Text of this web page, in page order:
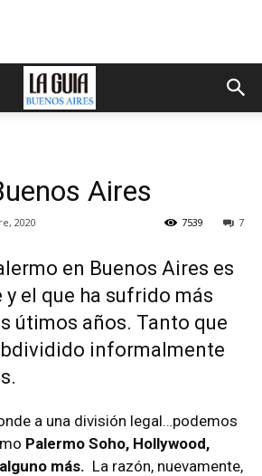
Aires
2020 7
7539
en Buenos Aires es
y el que ha sufrido más
útimos años. Tanto que
informalmente
a una división legal…podemos
Palermo Soho, Hollywood,
más. La razón, nuevamente,